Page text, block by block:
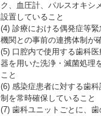
ク、血圧計、パルスオキシ
設置していること
(4) 診療における偶発症等
機関との事前の連携体制が
(5) 口腔内で使用する歯科
器を用いた洗浄・滅菌処理
こと
(6) 感染症患者に対する歯
制を常時確保していること
(7) 歯科ユニットごとに、